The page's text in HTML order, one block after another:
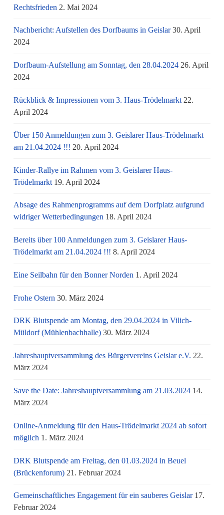
Rechtsfrieden 2. Mai 2024
Nachbericht: Aufstellen des Dorfbaums in Geislar 30. April
2024
Dorfbaum-Aufstellung am Sonntag, den 28.04.2024 26. April
2024
Rückblick & Impressionen vom 3. Haus-Trödelmarkt 22.
April 2024
Über 150 Anmeldungen zum 3. Geislarer Haus-Trödelmarkt
am 21.04.2024 !!! 20. April 2024
Kinder-Rallye im Rahmen vom 3. Geislarer Haus-
Trödelmarkt 19. April 2024
Absage des Rahmenprogramms auf dem Dorfplatz aufgrund
widriger Wetterbedingungen 18. April 2024
Bereits über 100 Anmeldungen zum 3. Geislarer Haus-
Trödelmarkt am 21.04.2024 !!! 8. April 2024
Eine Seilbahn für den Bonner Norden 1. April 2024
Frohe Ostern 30. März 2024
DRK Blutspende am Montag, den 29.04.2024 in Vilich-
Müldorf (Mühlenbachhalle) 30. März 2024
Jahreshauptversammlung des Bürgervereins Geislar e.V. 22.
März 2024
Save the Date: Jahreshauptversammlung am 21.03.2024 14.
März 2024
Online-Anmeldung für den Haus-Trödelmarkt 2024 ab sofort
möglich 1. März 2024
DRK Blutspende am Freitag, den 01.03.2024 in Beuel
(Brückenforum) 21. Februar 2024
Gemeinschaftliches Engagement für ein sauberes Geislar 17.
Februar 2024